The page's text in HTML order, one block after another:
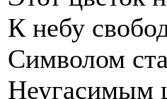
К небу
Символом
Неугасимым